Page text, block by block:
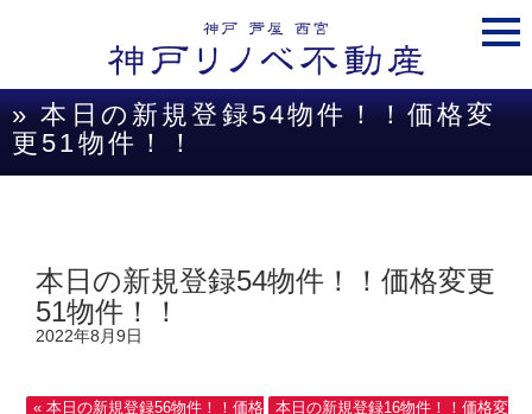
» 本日の新規登録54物件！！価格変
更51物件！！
本日の新規登録54物件！！価格変更
51物件！！
2022年8月9日
« 本日の新規登録56物件！！価格
本日の新規登録16物件！！価格変